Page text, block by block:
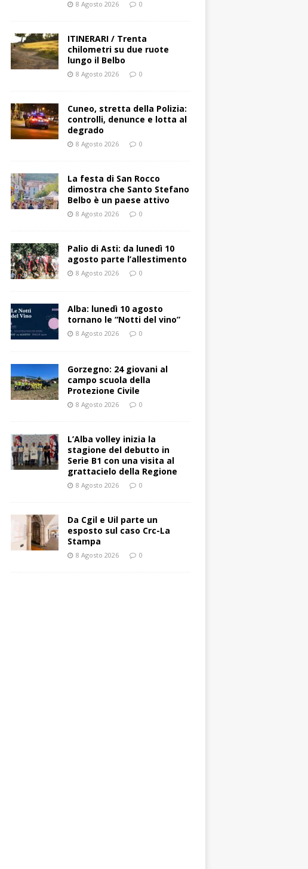
8 Agosto 2026 0
ITINERARI / Trenta
chilometri su due ruote
lungo il Belbo
8 Agosto 2026 0
Cuneo, stretta della Polizia:
controlli, denunce e lotta al
degrado
8 Agosto 2026 0
La festa di San Rocco
dimostra che Santo Stefano
Belbo è un paese attivo
8 Agosto 2026 0
Palio di Asti: da lunedì 10
agosto parte l’allestimento
8 Agosto 2026 0
Alba: lunedì 10 agosto
tornano le “Notti del vino”
8 Agosto 2026 0
Gorzegno: 24 giovani al
campo scuola della
Protezione Civile
8 Agosto 2026 0
L’Alba volley inizia la
stagione del debutto in
Serie B1 con una visita al
grattacielo della Regione
8 Agosto 2026 0
Da Cgil e Uil parte un
esposto sul caso Crc-La
Stampa
8 Agosto 2026 0